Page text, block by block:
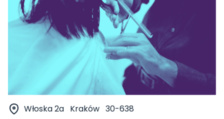
Włoska 2a Kraków 30-638